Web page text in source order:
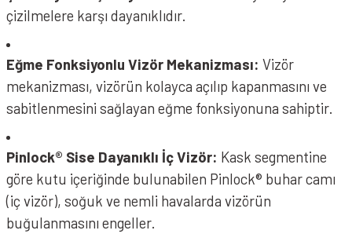
çizilmelere karşı dayanıklıdır.
Eğme Fonksiyonlu Vizör Mekanizması: Vizör
mekanizması, vizörün kolayca açılıp kapanmasını ve
sabitlenmesini sağlayan eğme fonksiyonuna sahiptir.
Pinlock® Sise Dayanıklı İç Vizör: Kask segmentine
göre kutu içeriğinde bulunabilen Pinlock® buhar camı
(iç vizör), soğuk ve nemli havalarda vizörün
buğulanmasını engeller.